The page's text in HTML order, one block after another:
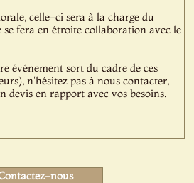
celle-ci sera à la charge du
se fera en étroite collaboration avec le
événement sort du cadre de ces
n'hésitez pas à nous contacter,
devis en rapport avec vos besoins.
nous